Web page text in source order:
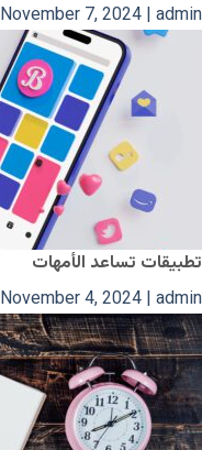
November 7, 2024 | admin
تطبيقات تساعد الأمهات
November 4, 2024 | admin